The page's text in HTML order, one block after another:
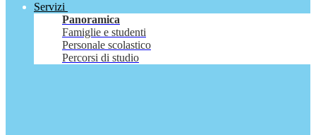
Servizi
Panoramica
Famiglie e studenti
Personale scolastico
Percorsi di studio